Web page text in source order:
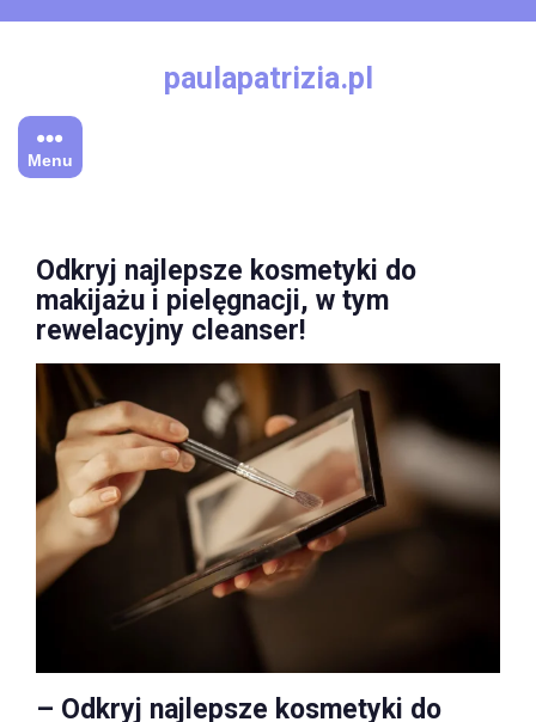
paulapatrizia.pl
Menu
Odkryj najlepsze kosmetyki do
makijażu i pielęgnacji, w tym
rewelacyjny cleanser!
– Odkryj najlepsze kosmetyki do